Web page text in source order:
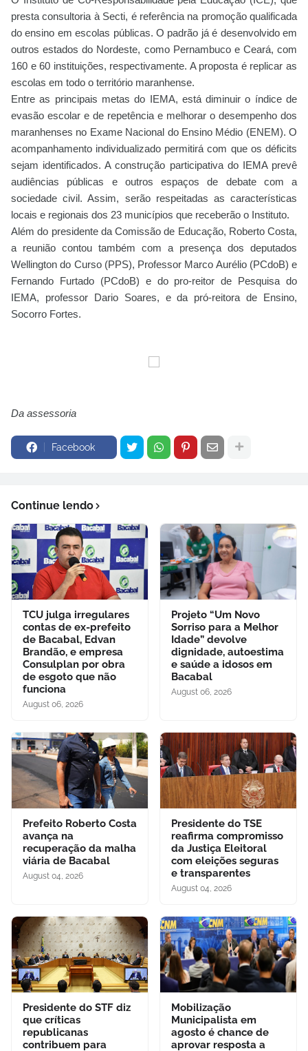
presta consultoria à Secti, é referência na promoção qualificada
do ensino em escolas públicas. O padrão já é desenvolvido em
outros estados do Nordeste, como Pernambuco e Ceará, com
160 e 60 instituições, respectivamente. A proposta é replicar as
escolas em todo o território maranhense.
Entre as principais metas do IEMA, está diminuir o índice de
evasão escolar e de repetência e melhorar o desempenho dos
maranhenses no Exame Nacional do Ensino Médio (ENEM). O
acompanhamento individualizado permitirá com que os déficits
sejam identificados. A construção participativa do IEMA prevê
audiências públicas e outros espaços de debate com a
sociedade civil. Assim, serão respeitadas as características
locais e regionais dos 23 municípios que receberão o Instituto.
Além do presidente da Comissão de Educação, Roberto Costa,
a reunião contou também com a presença dos deputados
Wellington do Curso (PPS), Professor Marco Aurélio (PCdoB) e
Fernando Furtado (PCdoB) e do pro-reitor de Pesquisa do
IEMA, professor Dario Soares, e da pró-reitora de Ensino,
Socorro Fortes.
Da assessoria
Facebook
Continue lendo
TCU julga irregulares
contas de ex-prefeito
de Bacabal, Edvan
Brandão, e empresa
Consulplan por obra
de esgoto que não
funciona
August 06, 2026
Projeto “Um Novo
Sorriso para a Melhor
Idade” devolve
dignidade, autoestima
e saúde a idosos em
Bacabal
August 06, 2026
Prefeito Roberto Costa
avança na
recuperação da malha
viária de Bacabal
August 04, 2026
Presidente do TSE
reafirma compromisso
da Justiça Eleitoral
com eleições seguras
e transparentes
August 04, 2026
Presidente do STF diz
que críticas
republicanas
contribuem para
Mobilização
Municipalista em
agosto é chance de
aprovar resposta a